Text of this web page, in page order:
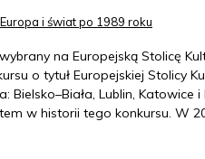
Europa i świat po 1989 roku
na Europejską Stolicę
o tytuł Europejskiej Stolicy
Bielsko–Biała, Lublin, Katowice
w historii tego konkursu. W